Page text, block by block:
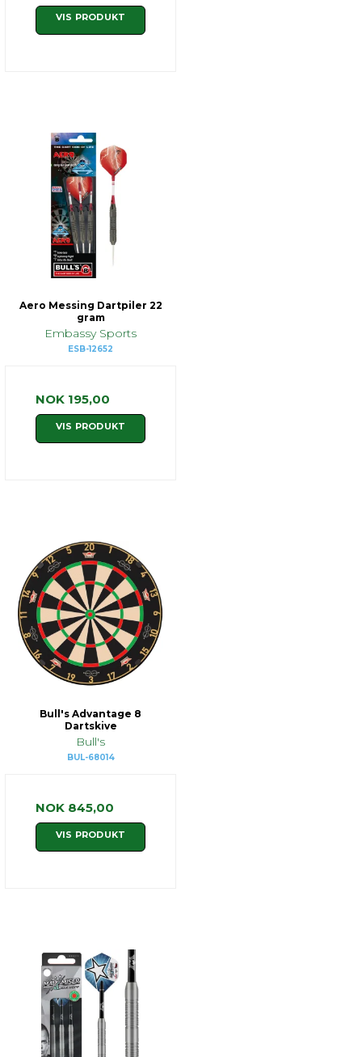
VIS PRODUKT
Aero Messing Dartpiler 22
gram
Embassy Sports
ESB-12652
NOK 195,00
VIS PRODUKT
Bull's Advantage 8
Dartskive
Bull's
BUL-68014
NOK 845,00
VIS PRODUKT